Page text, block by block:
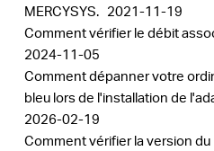
MERCYSYS. 2021-11-19
Comment vérifier le débit
2024-11-05
Comment dépanner votre
bleu lors de l'installation de
2026-02-19
Comment vérifier la version